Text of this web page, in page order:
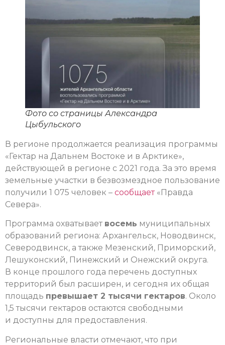
Фото со страницы Александра
Цыбульского
В регионе продолжается реализация программы
«Гектар на Дальнем Востоке и в Арктике»,
действующей в регионе с 2021 года. За это время
земельные участки в безвозмездное пользование
получили 1 075 человек – сообщает«Правда
Севера».
Программа охватывает восемь муниципальных
образований региона: Архангельск, Новодвинск,
Северодвинск, а также Мезенский, Приморский,
Лешуконский, Пинежский и Онежский округа.
В конце прошлого года перечень доступных
территорий был расширен, и сегодня их общая
площадь превышает 2 тысячи гектаров. Около
1,5 тысячи гектаров остаются свободными
и доступны для предоставления.
Региональные власти отмечают, что при